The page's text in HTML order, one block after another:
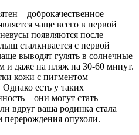
– доброкачественное
чаще всего в первой
появляются после
сталкивается с первой
выводят гулять в солнечные
и даже на пляж на 30-60 минут.
кожи с пигментом
есть у таких
– они могут стать
вдруг ваша родинка стала
перерождения опухоли.